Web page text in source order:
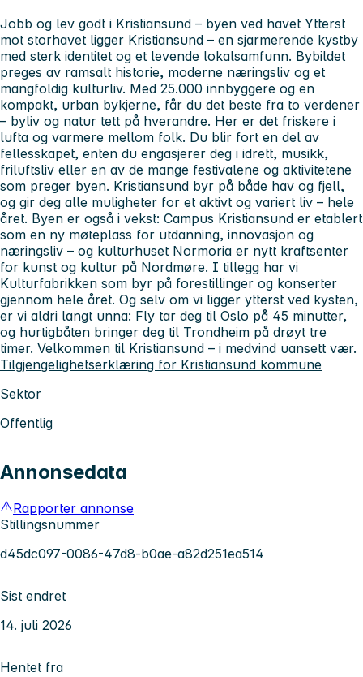
Jobb og lev godt i Kristiansund – byen ved havet Ytterst
mot storhavet ligger Kristiansund – en sjarmerende kystby
med sterk identitet og et levende lokalsamfunn. Bybildet
preges av ramsalt historie, moderne næringsliv og et
mangfoldig kulturliv. Med 25.000 innbyggere og en
kompakt, urban bykjerne, får du det beste fra to verdener
– byliv og natur tett på hverandre. Her er det friskere i
lufta og varmere mellom folk. Du blir fort en del av
fellesskapet, enten du engasjerer deg i idrett, musikk,
friluftsliv eller en av de mange festivalene og aktivitetene
som preger byen. Kristiansund byr på både hav og fjell,
og gir deg alle muligheter for et aktivt og variert liv – hele
året. Byen er også i vekst: Campus Kristiansund er etablert
som en ny møteplass for utdanning, innovasjon og
næringsliv – og kulturhuset Normoria er nytt kraftsenter
for kunst og kultur på Nordmøre. I tillegg har vi
Kulturfabrikken som byr på forestillinger og konserter
gjennom hele året. Og selv om vi ligger ytterst ved kysten,
er vi aldri langt unna: Fly tar deg til Oslo på 45 minutter,
og hurtigbåten bringer deg til Trondheim på drøyt tre
timer. Velkommen til Kristiansund – i medvind uansett vær.
Tilgjengelighetserklæring for Kristiansund kommune
Sektor
Offentlig
Annonsedata
Rapporter annonse
Stillingsnummer
d45dc097-0086-47d8-b0ae-a82d251ea514
Sist endret
14. juli 2026
Hentet fra